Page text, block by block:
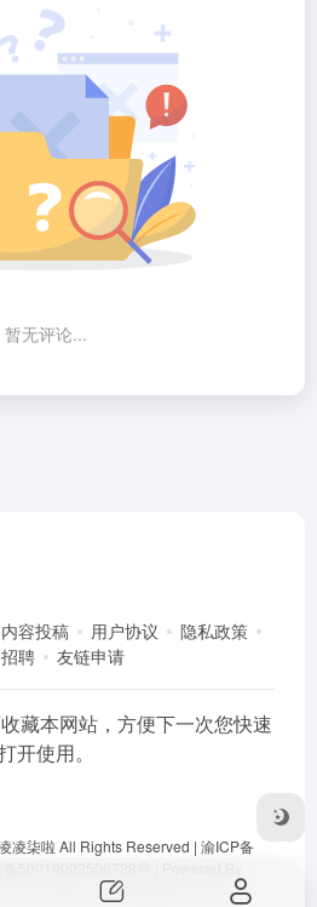
暂无评论...
内容投稿 用户协议
隐私政策
聘
友链申请
藏本网站，方便下一次您快速
开使用。
凌柒啦 All Rights Reserved | 渝ICP备
运行在 由OneNav 强力驱动